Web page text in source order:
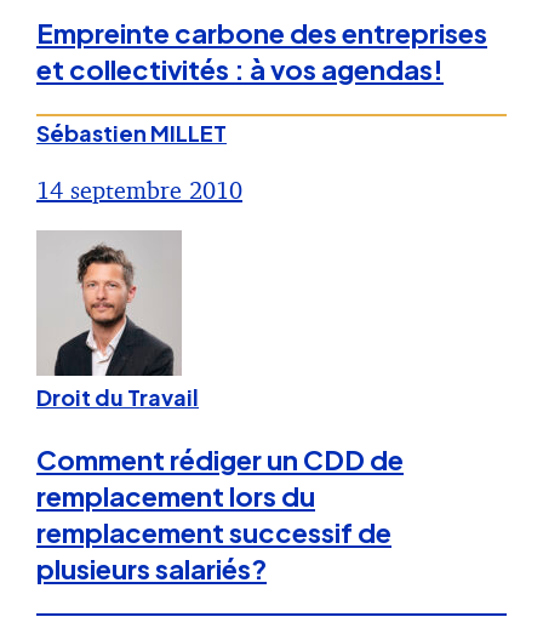
Empreinte carbone des entreprises
et collectivités : à vos agendas!
Sébastien MILLET
14 septembre 2010
Droit du Travail
Comment rédiger un CDD de
remplacement lors du
remplacement successif de
plusieurs salariés?